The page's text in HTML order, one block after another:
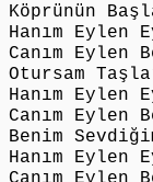
Köprünün
Hanım Eylen
Canım Eylen
Otursam
Hanım Eylen
Canım Eylen
Benim
Hanım Eylen